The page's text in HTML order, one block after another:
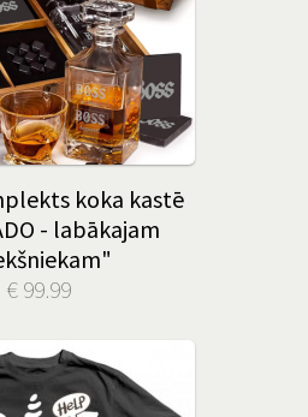
koka kastē
- labākajam
€ 99.99